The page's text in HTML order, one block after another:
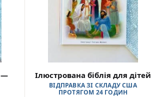
— Ілюстрована біблія для дітей
ВІДПРАВКА ЗІ СКЛАДУ США
ПРОТЯГОМ 24 ГОДИН